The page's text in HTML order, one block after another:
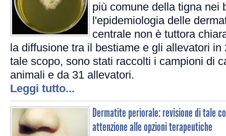
più comune della tigna nei
l'epidemiologia delle
centrale non è tuttora
la diffusione tra il bestiame e gli allevatori in
tale scopo, sono stati raccolti i campioni di
animali e da 31 allevatori.
Leggi tutto...
Dermatite periorale: revisione di tale
attenzione alle opzioni terapeutiche